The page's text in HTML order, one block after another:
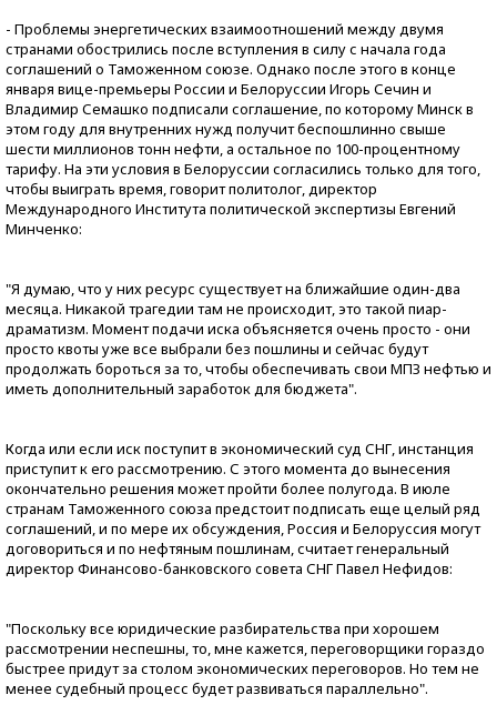
- Проблемы энергетических взаимоотношений между двумя
странами обострились после вступления в силу с начала года
соглашений о Таможенном союзе. Однако после этого в конце
января вице-премьеры России и Белоруссии Игорь Сечин и
Владимир Семашко подписали соглашение, по которому Минск в
этом году для внутренних нужд получит беспошлинно свыше
шести миллионов тонн нефти, а остальное по 100-процентному
тарифу. На эти условия в Белоруссии согласились только для того,
чтобы выиграть время, говорит политолог, директор
Международного Института политической экспертизы Евгений
Минченко:
"Я думаю, что у них ресурс существует на ближайшие один-два
месяца. Никакой трагедии там не происходит, это такой пиар-
драматизм. Момент подачи иска объясняется очень просто - они
просто квоты уже все выбрали без пошлины и сейчас будут
продолжать бороться за то, чтобы обеспечивать свои МПЗ нефтью и
иметь дополнительный заработок для бюджета".
Когда или если иск поступит в экономический суд СНГ, инстанция
приступит к его рассмотрению. С этого момента до вынесения
окончательно решения может пройти более полугода. В июле
странам Таможенного союза предстоит подписать еще целый ряд
соглашений, и по мере их обсуждения, Россия и Белоруссия могут
договориться и по нефтяным пошлинам, считает генеральный
директор Финансово-банковского совета СНГ Павел Нефидов:
"Поскольку все юридические разбирательства при хорошем
рассмотрении неспешны, то, мне кажется, переговорщики гораздо
быстрее придут за столом экономических переговоров. Но тем не
менее судебный процесс будет развиваться параллельно".